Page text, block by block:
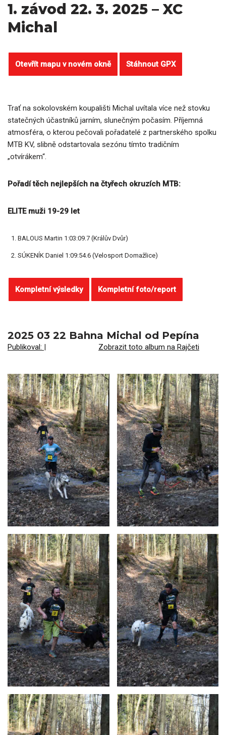
1. závod 22. 3. 2025 – XC
Michal
Otevřít mapu v novém okně Stáhnout GPX
Trať na sokolovském koupališti Michal uvítala více než stovku
statečných účastníků jarním, slunečným počasím. Příjemná
atmosféra, o kterou pečovali pořadatelé z partnerského spolku
MTB KV, slibně odstartovala sezónu tímto tradičním
„otvírákem“.
Pořadí těch nejlepších na čtyřech okruzích MTB:
ELITE muži 19-29 let
BALOUS Martin 1:03:09.7 (Králův Dvůr)
SÚKENÍK Daniel 1:09:54.6 (Velosport Domažlice)
Kompletní výsledky Kompletní foto/report
2025 03 22 Bahna Michal od Pepína
Publikoval: | Zobrazit toto album na Rajčeti